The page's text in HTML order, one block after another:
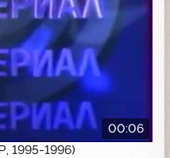
00:06
1995-1996)